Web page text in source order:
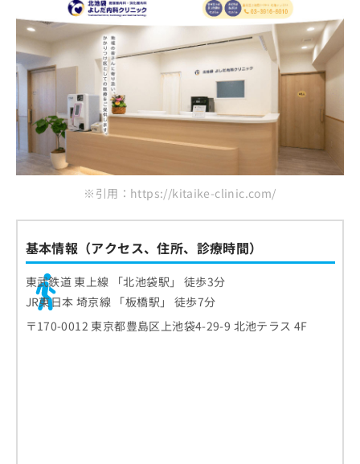
※引用：https://kitaike-clinic.com/
基本情報（アクセス、住所、診療時間）
東武鉄道 東上線 「北池袋駅」 徒歩3分
JR東日本 埼京線 「板橋駅」 徒歩7分
〒170-0012 東京都豊島区上池袋4-29-9 北池テラス 4F